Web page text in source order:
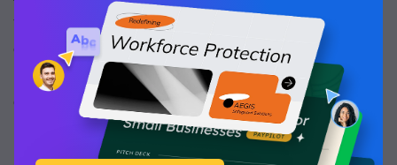
tenemos que dejar clara una cosa, la persona de los
clientes de uso único es diferente de la persona de los
usuarios intensivos de una plataforma o servicio, ¡no lo
Este ejemplo se asemeja más a una persona de Cliente